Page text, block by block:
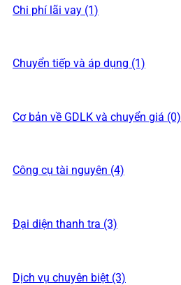
Chi phí lãi vay (1)
Chuyển tiếp và áp dụng (1)
Cơ bản về GDLK và chuyển giá (0)
Công cụ tài nguyên (4)
Đại diện thanh tra (3)
Dịch vụ chuyên biệt (3)